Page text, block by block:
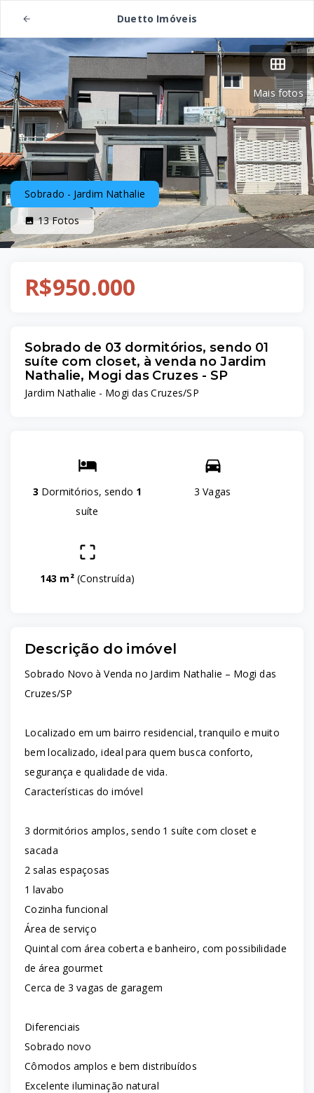
Duetto Imóveis
Mais fotos
Sobrado - Jardim Nathalie
13Fotos
R$950.000
Sobrado de 03 dormitórios, sendo 01
suíte com closet, à venda no Jardim
Nathalie, Mogi das Cruzes - SP
Jardim Nathalie - Mogi das Cruzes/SP
3 Dormitórios, sendo 1
suíte
3 Vagas
143 m² (Construída)
Descrição do imóvel
Sobrado Novo à Venda no Jardim Nathalie – Mogi das
Cruzes/SP
Localizado em um bairro residencial, tranquilo e muito
bem localizado, ideal para quem busca conforto,
segurança e qualidade de vida.
Características do imóvel
3 dormitórios amplos, sendo 1 suíte com closet e
sacada
2 salas espaçosas
1 lavabo
Cozinha funcional
Área de serviço
Quintal com área coberta e banheiro, com possibilidade
de área gourmet
Cerca de 3 vagas de garagem
Diferenciais
Sobrado novo
Cômodos amplos e bem distribuídos
Excelente iluminação natural